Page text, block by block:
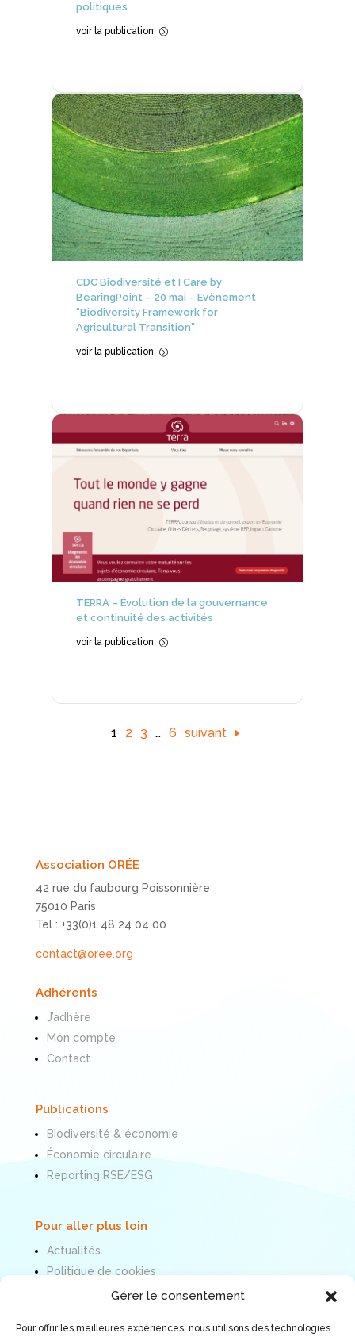
Gérer le consentement
Pour offrir les meilleures expériences, nous utilisons des technologies
politiques
voir la publication =
CDC Biodiversité et I Care by
BearingPoint – 20 mai – Evènement
“Biodiversity Framework for
Agricultural Transition”
voir la publication =
TERRA – Évolution de la gouvernance
et continuité des activités
voir la publication =
1 2 3 … 6 suivant
Association ORÉE
42 rue du faubourg Poissonnière
75010 Paris
Tel : +33(0)1 48 24 04 00
contact@oree.org
Adhérents
J’adhère
Mon compte
Contact
Publications
Biodiversité & économie
Économie circulaire
Reporting RSE/ESG
Pour aller plus loin
Actualités
Politique de cookies
Mentions légales